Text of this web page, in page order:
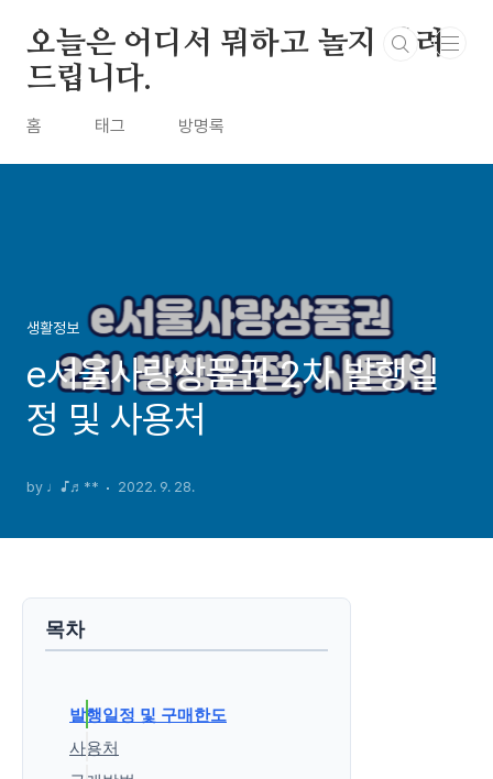
오늘은 어디서 뭐하고 놀지 알려
드립니다.
홈 태그 방명록
생활정보
e서울사랑상품권 2차 발행일
정 및 사용처
by ♩♪♬** 2022. 9. 28.
목차
발행일정 및 구매한도
사용처